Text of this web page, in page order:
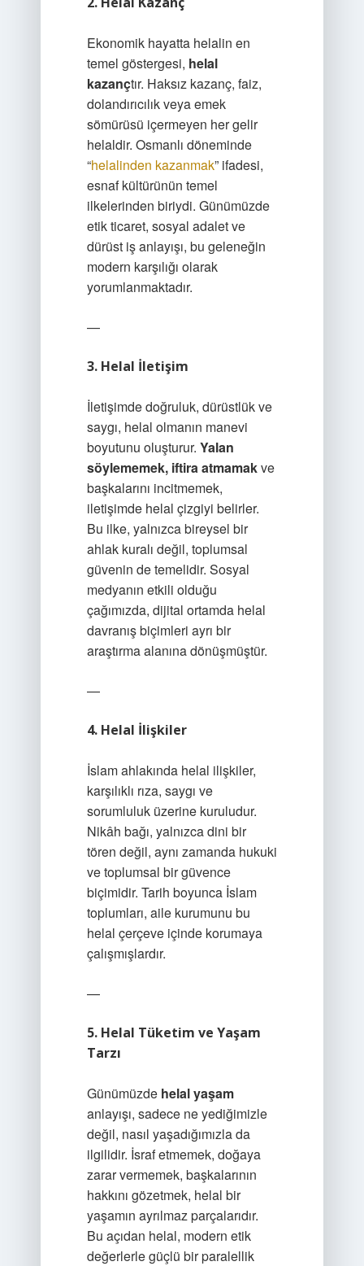
Ekonomik hayatta helalin en
temel göstergesi, helal
kazançtır. Haksız kazanç, faiz,
dolandırıcılık veya emek
sömürüsü içermeyen her gelir
helaldir. Osmanlı döneminde
“helalinden kazanmak” ifadesi,
esnaf kültürünün temel
ilkelerinden biriydi. Günümüzde
etik ticaret, sosyal adalet ve
dürüst iş anlayışı, bu geleneğin
modern karşılığı olarak
yorumlanmaktadır.
—
3. Helal İletişim
İletişimde doğruluk, dürüstlük ve
saygı, helal olmanın manevi
boyutunu oluşturur. Yalan
söylememek, iftira atmamakve
başkalarını incitmemek,
iletişimde helal çizgiyi belirler.
Bu ilke, yalnızca bireysel bir
ahlak kuralı değil, toplumsal
güvenin de temelidir. Sosyal
medyanın etkili olduğu
çağımızda, dijital ortamda helal
davranış biçimleri ayrı bir
araştırma alanına dönüşmüştür.
—
4. Helal İlişkiler
İslam ahlakında helal ilişkiler,
karşılıklı rıza, saygı ve
sorumluluk üzerine kuruludur.
Nikâh bağı, yalnızca dini bir
tören değil, aynı zamanda hukuki
ve toplumsal bir güvence
biçimidir. Tarih boyunca İslam
toplumları, aile kurumunu bu
helal çerçeve içinde korumaya
çalışmışlardır.
—
5. Helal Tüketim ve Yaşam
Tarzı
Günümüzde helal yaşam
anlayışı, sadece ne yediğimizle
değil, nasıl yaşadığımızla da
ilgilidir. İsraf etmemek, doğaya
zarar vermemek, başkalarının
hakkını gözetmek, helal bir
yaşamın ayrılmaz parçalarıdır.
Bu açıdan helal, modern etik
değerlerle güçlü bir paralellik